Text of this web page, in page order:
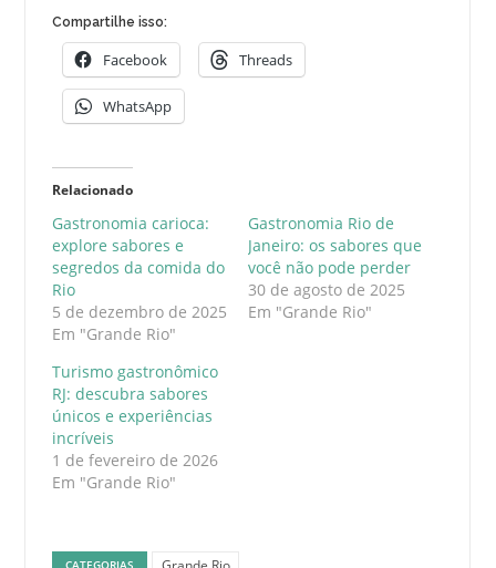
Compartilhe isso:
Facebook Threads
WhatsApp
Relacionado
Gastronomia carioca:
explore sabores e
segredos da comida do
Rio
5 de dezembro de 2025
Em "Grande Rio"
Gastronomia Rio de
Janeiro: os sabores que
você não pode perder
30 de agosto de 2025
Em "Grande Rio"
Turismo gastronômico
RJ: descubra sabores
únicos e experiências
incríveis
1 de fevereiro de 2026
Em "Grande Rio"
CATEGORIAS